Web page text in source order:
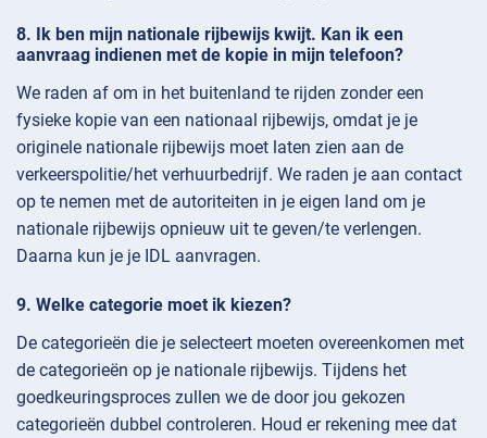
Ik ben mijn nationale rijbewijs kwijt. Kan ik een
aanvraag indienen met de kopie in mijn telefoon?
We raden af om in het buitenland te rijden zonder een
fysieke kopie van een nationaal rijbewijs, omdat je je
originele nationale rijbewijs moet laten zien aan de
verkeerspolitie/het verhuurbedrijf. We raden je aan contact
op te nemen met de autoriteiten in je eigen land om je
nationale rijbewijs opnieuw uit te geven/te verlengen.
Daarna kun je je IDL aanvragen.
Welke categorie moet ik kiezen?
De categorieën die je selecteert moeten overeenkomen met
de categorieën op je nationale rijbewijs. Tijdens het
goedkeuringsproces zullen we de door jou gekozen
categorieën dubbel controleren. Houd er rekening mee dat